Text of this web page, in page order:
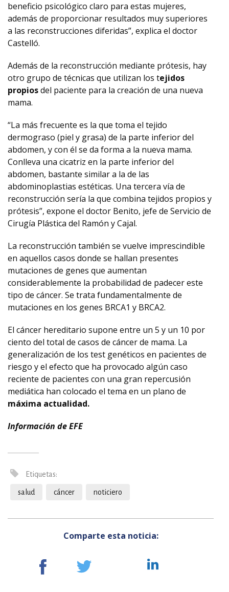
beneficio psicológico claro para estas mujeres,
además de proporcionar resultados muy superiores
a las reconstrucciones diferidas”, explica el doctor
Castelló.
Además de la reconstrucción mediante prótesis, hay
otro grupo de técnicas que utilizan los tejidos
propiosdel paciente para la creación de una nueva
mama.
“La más frecuente es la que toma el tejido
dermograso (piel y grasa) de la parte inferior del
abdomen, y con él se da forma a la nueva mama.
Conlleva una cicatriz en la parte inferior del
abdomen, bastante similar a la de las
abdominoplastias estéticas. Una tercera vía de
reconstrucción sería la que combina tejidos propios y
prótesis”, expone el doctor Benito, jefe de Servicio de
Cirugía Plástica del Ramón y Cajal.
La reconstrucción también se vuelve imprescindible
en aquellos casos donde se hallan presentes
mutaciones de genes que aumentan
considerablemente la probabilidad de padecer este
tipo de cáncer. Se trata fundamentalmente de
mutaciones en los genes BRCA1 y BRCA2.
El cáncer hereditario supone entre un 5 y un 10 por
ciento del total de casos de cáncer de mama. La
generalización de los test genéticos en pacientes de
riesgo y el efecto que ha provocado algún caso
reciente de pacientes con una gran repercusión
mediática han colocado el tema en un plano de
máxima actualidad.
Información de EFE
Etiquetas:
salud cáncer noticiero
Comparte esta noticia: